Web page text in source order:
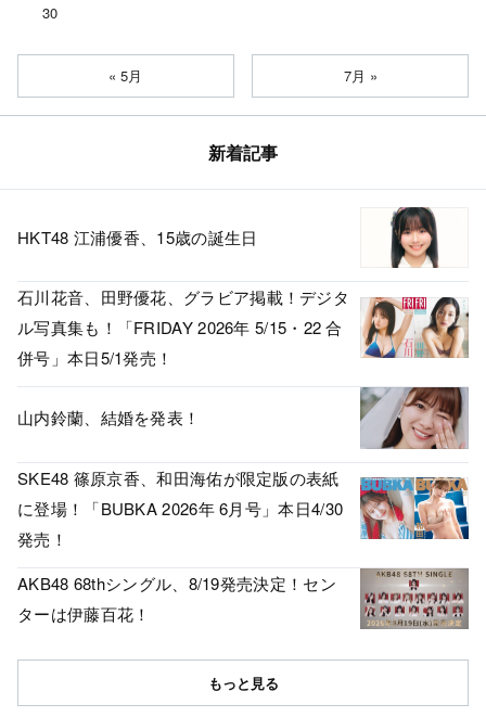
30
« 5月 7月 »
新着記事
HKT48 江浦優香、15歳の誕生日
石川花音、田野優花、グラビア掲載！デジタ
ル写真集も！「FRIDAY 2026年 5/15・22 合
併号」本日5/1発売！
山内鈴蘭、結婚を発表！
SKE48 篠原京香、和田海佑が限定版の表紙
に登場！「BUBKA 2026年 6月号」本日4/30
発売！
AKB48 68thシングル、8/19発売決定！セン
ターは伊藤百花！
もっと見る